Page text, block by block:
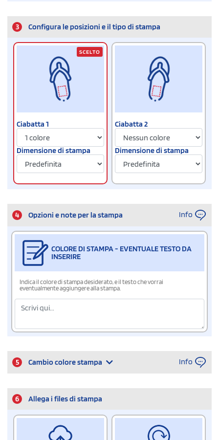
3 Configura le posizioni e il tipo di stampa
Ciabatta 1
Dimensione di stampa
SCELTO
Ciabatta 2
Dimensione di stampa
4 Opzioni e note per la stampa Info
COLORE DI STAMPA - EVENTUALE TESTO DA
INSERIRE
Indica il colore di stampa desiderato, e il testo che vorrai
eventualmente aggiungere alla stampa.
5 Cambio colore stampa Info
6 Allega i files di stampa